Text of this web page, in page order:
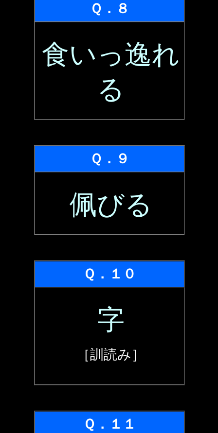
Ｑ．８
食いっ逸れ
る
Ｑ．９
佩びる
Ｑ．１０
字
［訓読み］
Ｑ．１１